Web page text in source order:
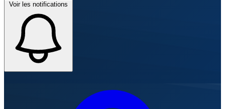
Voir les notifications